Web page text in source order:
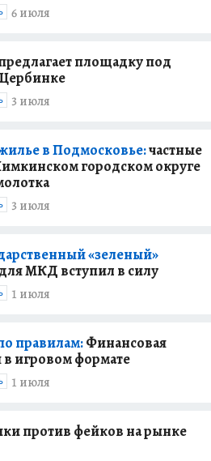
6 июля
площадку под
3 июля
в Подмосковье:частные
городском округе
3 июля
«зеленый»
МКД вступил в силу
1 июля
правилам:Финансовая
в игровом формате
1 июля
против фейков на рынке